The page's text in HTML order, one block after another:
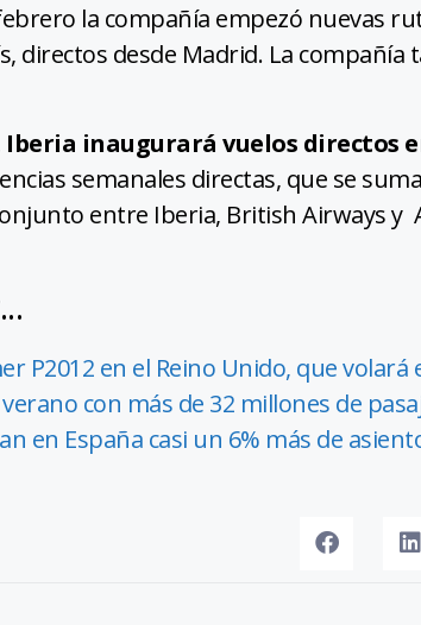
la compañía empezó nuevas
directos desde Madrid. La compañía
Iberia inaugurará vuelos directos
semanales directas, que se
entre Iberia, British Airways y
P2012 en el Reino Unido, que volará
con más de 32 millones de
en España casi un 6% más de